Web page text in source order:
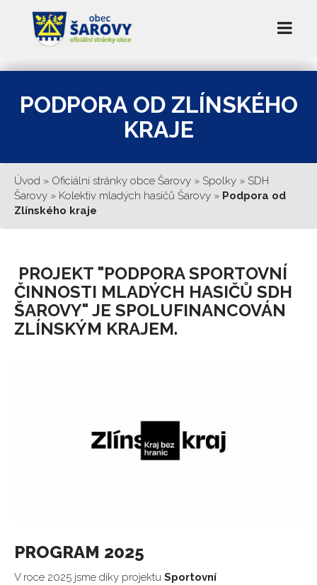
PODPORA OD ZLÍNSKÉHO
KRAJE
Úvod » Oficiální stránky obce Šarovy » Spolky » SDH
Šarovy » Kolektiv mladých hasičů Šarovy » Podpora od
Zlínského kraje
PROJEKT "PODPORA SPORTOVNÍ
ČINNOSTI MLADÝCH HASIČŮ SDH
ŠAROVY" JE SPOLUFINANCOVÁN
ZLÍNSKÝM KRAJEM.
PROGRAM 2025
V roce 2025 jsme díky projektu Sportovní